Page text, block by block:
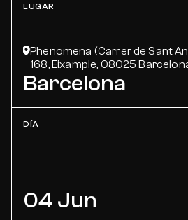
LUGAR
Phenomena (Carrer de Sant
168, Eixample, 08025
Barcelona
DÍA
04 Jun